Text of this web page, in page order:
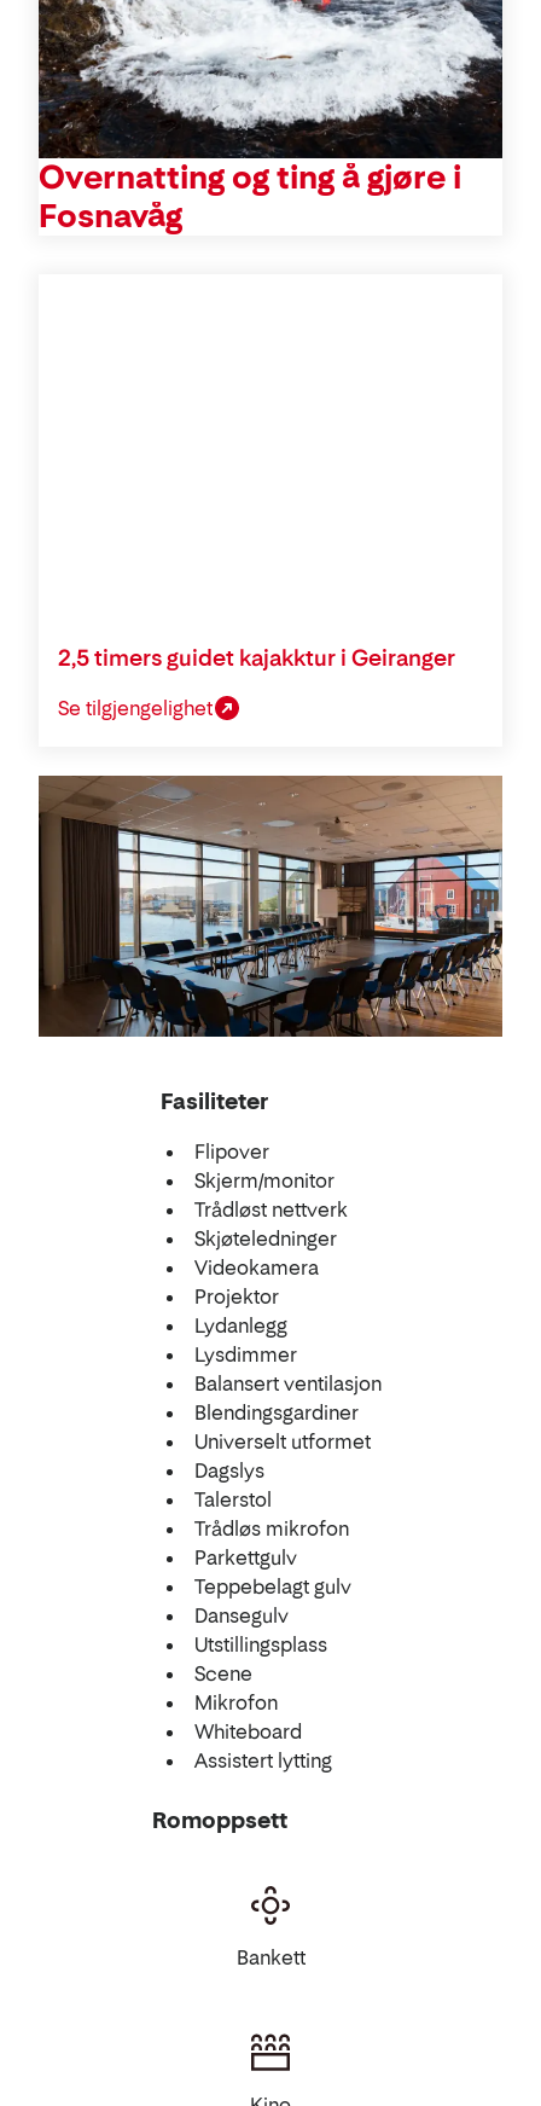
Overnatting og ting å gjøre i
Fosnavåg
2,5 timers guidet kajakktur i Geiranger
Se tilgjengelighet
Konferanse
Fasiliteter
Flipover
Skjerm/monitor
Trådløst nettverk
Skjøteledninger
Videokamera
Projektor
Lydanlegg
Lysdimmer
Balansert ventilasjon
Blendingsgardiner
Universelt utformet
Dagslys
Talerstol
Trådløs mikrofon
Parkettgulv
Teppebelagt gulv
Dansegulv
Utstillingsplass
Scene
Mikrofon
Whiteboard
Assistert lytting
Romoppsett
Bankett